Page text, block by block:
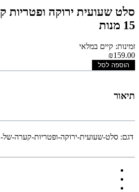
15 מנות
זמינות: קיים במלאי
₪159.00
הוספה לסל
תיאור
דגם: סלט-שעועית-ירוקה-ופטריות-קערה-של-1-ק-ג-כ-15-מנות